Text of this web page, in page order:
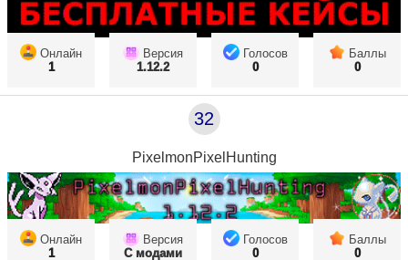
Онлайн
1
Версия
1.12.2
Голосов
0
Баллы
0
32
PixelmonPixelHunting
Онлайн
1
Версия
С модами
Голосов
0
Баллы
0